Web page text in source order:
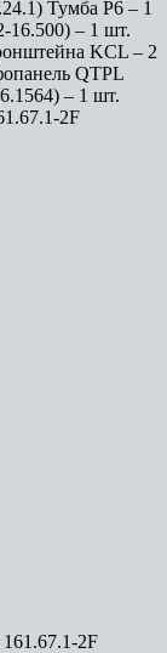
Тумба P6 – 1
16.500) – 1 шт.
KCL – 2
QTPL
– 1 шт.
2F
2F